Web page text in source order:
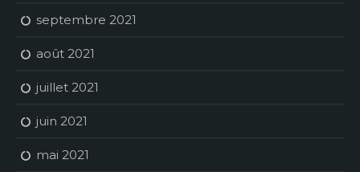
septembre 2021
août 2021
juillet 2021
juin 2021
mai 2021